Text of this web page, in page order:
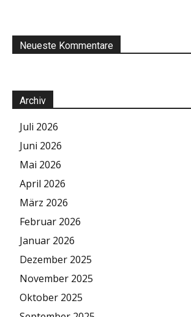
Neueste Kommentare
Archiv
Juli 2026
Juni 2026
Mai 2026
April 2026
März 2026
Februar 2026
Januar 2026
Dezember 2025
November 2025
Oktober 2025